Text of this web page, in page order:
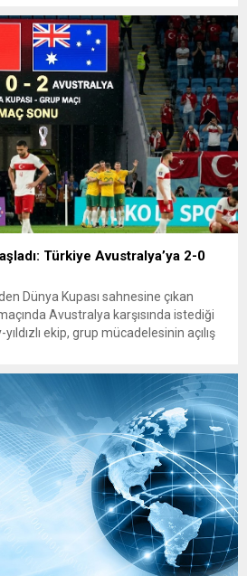
Türkiye Avustralya’ya 2-0
Dünya Kupası sahnesine çıkan
Avustralya karşısında istediği
yıldızlı ekip, grup mücadelesinin açılış
bir oyun sergilerken, Avustralya
etkili olmaya...